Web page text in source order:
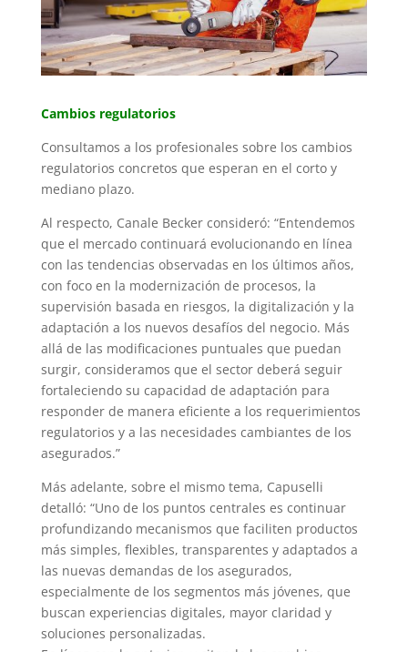
Cambios regulatorios
Consultamos a los profesionales sobre los cambios
regulatorios concretos que esperan en el corto y
mediano plazo.
Al respecto, Canale Becker consideró: “Entendemos
que el mercado continuará evolucionando en línea
con las tendencias observadas en los últimos años,
con foco en la modernización de procesos, la
supervisión basada en riesgos, la digitalización y la
adaptación a los nuevos desafíos del negocio. Más
allá de las modificaciones puntuales que puedan
surgir, consideramos que el sector deberá seguir
fortaleciendo su capacidad de adaptación para
responder de manera eficiente a los requerimientos
regulatorios y a las necesidades cambiantes de los
asegurados.”
Más adelante, sobre el mismo tema, Capuselli
detalló: “Uno de los puntos centrales es continuar
profundizando mecanismos que faciliten productos
más simples, flexibles, transparentes y adaptados a
las nuevas demandas de los asegurados,
especialmente de los segmentos más jóvenes, que
buscan experiencias digitales, mayor claridad y
soluciones personalizadas.